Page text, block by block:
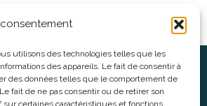
utilisons des technologies telles que les
des appareils. Le fait de consentir à
des données telles que le comportement de
fait de ne pas consentir ou de retirer son
certaines caractéristiques et fonctions.
légales